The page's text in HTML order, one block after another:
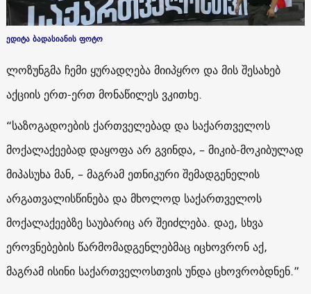
ედიტა ბადასიანის ფოტო
ლოზუნგმა ჩემი ყურადღება მიიპყრო და მის შესახებ
აქციის ერთ-ერთ მონაწილეს ვკითხე.
“საზოგადოების ქართველებად და საქართველოს
მოქალაქეებად დაყოფა არ გვინდა, – მიკიბ-მოკიბულად
მიპასუხა მან, – მაგრამ ეთნიკური შემადგენელის
არგათვალისწინება და მხოლოდ საქართველოს
მოქალაქეებზე საუბარიც არ შეიძლება. დაე, სხვა
ეროვნებების წარმომადგენლებმაც იცხოვრონ აქ,
მაგრამ ისინი საქართველოსთვის უნდა ცხოვრობდნენ.”